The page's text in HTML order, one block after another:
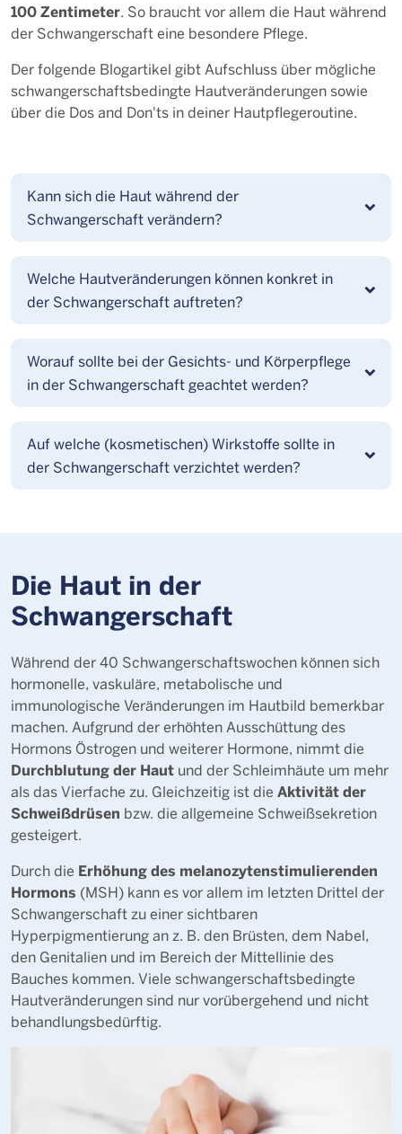
100 Zentimeter. So braucht vor allem die Haut während
der Schwangerschaft eine besondere Pflege.
Der folgende Blogartikel gibt Aufschluss über mögliche
schwangerschaftsbedingte Hautveränderungen sowie
über die Dos and Don'ts in deiner Hautpflegeroutine.
Kann sich die Haut während der
Schwangerschaft verändern?
Welche Hautveränderungen können konkret in
der Schwangerschaft auftreten?
Worauf sollte bei der Gesichts- und Körperpflege
in der Schwangerschaft geachtet werden?
Auf welche (kosmetischen) Wirkstoffe sollte in
der Schwangerschaft verzichtet werden?
Die Haut in der
Schwangerschaft
Während der 40 Schwangerschaftswochen können sich
hormonelle, vaskuläre, metabolische und
immunologische Veränderungen im Hautbild bemerkbar
machen. Aufgrund der erhöhten Ausschüttung des
Hormons Östrogen und weiterer Hormone, nimmt die
Durchblutung der Haut und der Schleimhäute um mehr
als das Vierfache zu. Gleichzeitig ist die Aktivität der
Schweißdrüsen bzw. die allgemeine Schweißsekretion
gesteigert.
Durch die Erhöhung des melanozytenstimulierenden
Hormons (MSH) kann es vor allem im letzten Drittel der
Schwangerschaft zu einer sichtbaren
Hyperpigmentierung an z. B. den Brüsten, dem Nabel,
den Genitalien und im Bereich der Mittellinie des
Bauches kommen. Viele schwangerschaftsbedingte
Hautveränderungen sind nur vorübergehend und nicht
behandlungsbedürftig.